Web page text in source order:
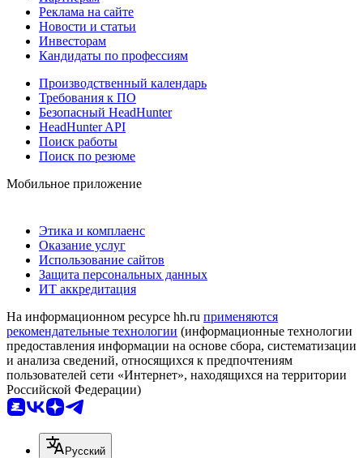
Реклама на сайте
Новости и статьи
Инвесторам
Кандидаты по профессиям
Производственный календарь
Требования к ПО
Безопасный HeadHunter
HeadHunter API
Поиск работы
Поиск по резюме
Мобильное приложение
Этика и комплаенс
Оказание услуг
Использование сайтов
Защита персональных данных
ИТ аккредитация
На информационном ресурсе hh.ru применяются
рекомендательные технологии (информационные технологии
предоставления информации на основе сбора, систематизации
и анализа сведений, относящихся к предпочтениям
пользователей сети «Интернет», находящихся на территории
Российской Федерации)
Русский